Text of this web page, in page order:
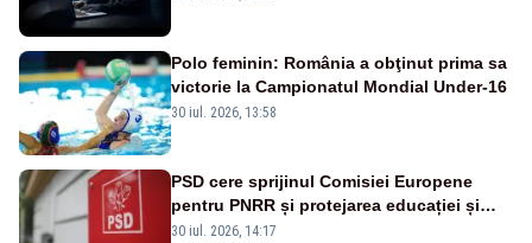
Polo feminin: România a obţinut prima sa
victorie la Campionatul Mondial Under-16
30 iul. 2026, 13:58
PSD cere sprijinul Comisiei Europene
pentru PNRR și protejarea educației și
sănătății
30 iul. 2026, 14:17